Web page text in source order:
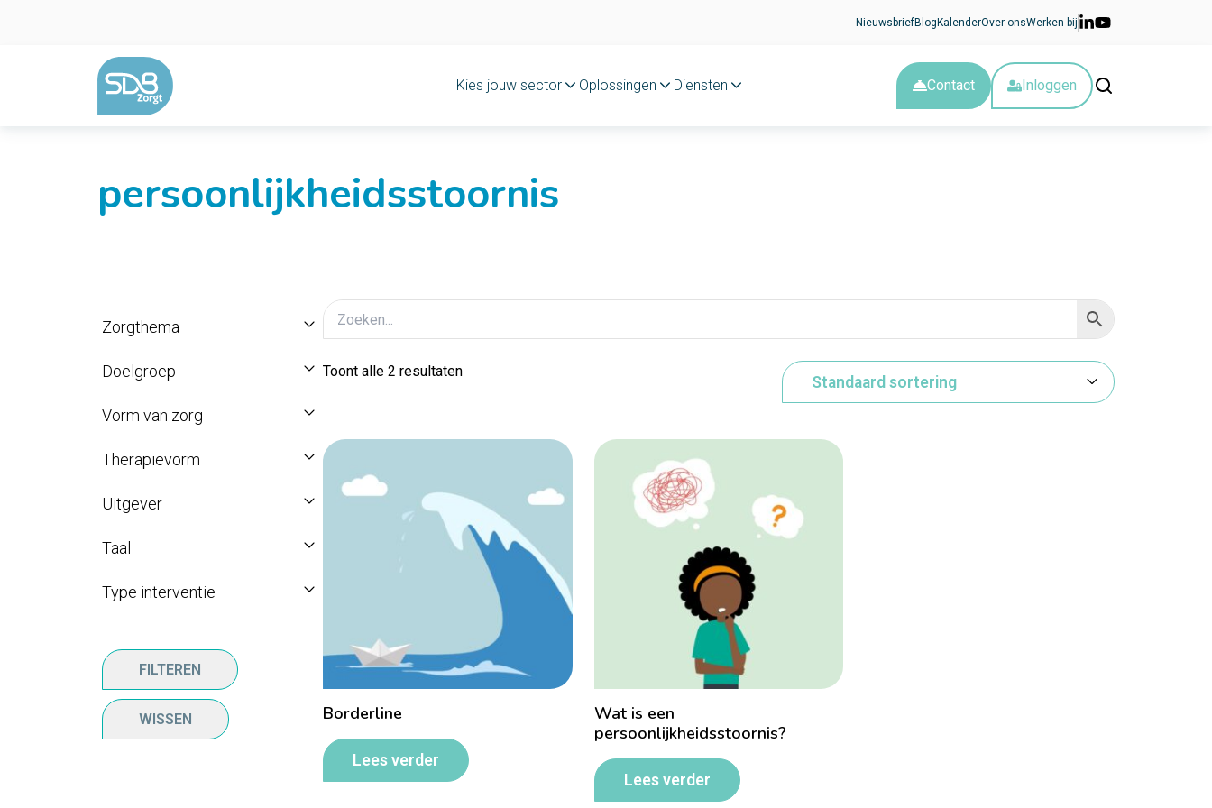
NieuwsbriefBlog KalenderOver onsWerken bij
Kies jouw sector Oplossingen Diensten Contact Inloggen
persoonlijkheidsstoornis
Zorgthema
Doelgroep
Vorm van zorg
Therapievorm
Uitgever
Taal
Type interventie
FILTEREN
WISSEN
Toont alle 2 resultaten
Borderline
Lees verder
Wat is een
persoonlijkheidsstoornis?
Lees verder